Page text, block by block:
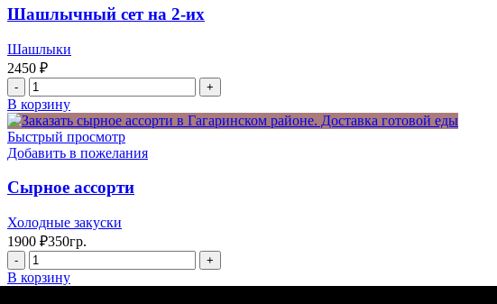
4
Шашлычный сет на 2-их
Шашлыки
2450 ₽
Количество
товара
Шашлычный
сет
на
их
В корзину
Быстрый просмотр
Добавить в пожелания
Сырное ассорти
Холодные закуски
1900 ₽350гр.
Количество
товара
Сырное
В корзину